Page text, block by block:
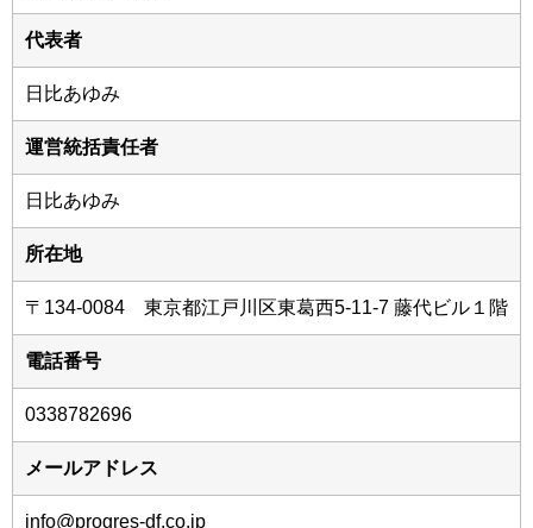
代表者
日比あゆみ
運営統括責任者
日比あゆみ
所在地
〒134-0084 東京都江戸川区東葛西5-11-7 藤代ビル１階
電話番号
0338782696
メールアドレス
info@progres-df.co.jp